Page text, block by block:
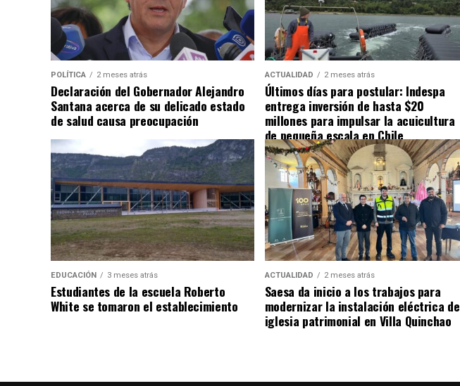
POLÍTICA 2 meses atrás
Declaración del Gobernador Alejandro
Santana acerca de su delicado estado
de salud causa preocupación
ACTUALIDAD 2 meses atrás
Últimos días para postular: Indespa
entrega inversión de hasta $20
millones para impulsar la acuicultura
de pequeña escala en Chile
EDUCACIÓN 3 meses atrás
Estudiantes de la escuela Roberto
White se tomaron el establecimiento
ACTUALIDAD 2 meses atrás
Saesa da inicio a los trabajos para
modernizar la instalación eléctrica de
iglesia patrimonial en Villa Quinchao